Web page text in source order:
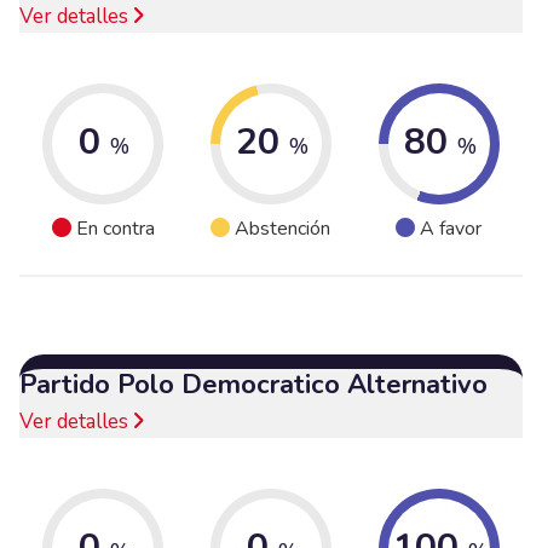
Ver detalles
0 %
En contra
20 %
Abstención
80 %
A favor
Partido Polo Democratico Alternativo
Ver detalles